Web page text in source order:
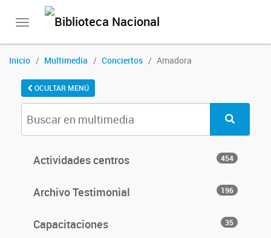
Toggle
Inicio Multimedia Conciertos Amadora
OCULTAR MENÚ
Actividades centros 454
Archivo Testimonial 196
Capacitaciones 35